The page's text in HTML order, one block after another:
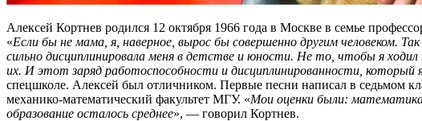
Алексей Кортнев родился 12 октября 1966 года в Москве в семье
«Если бы не мама, я, наверное, вырос бы совершенно другим человеком.
сильно дисциплинировала меня в детстве и юности. Не то, чтобы я
их. И этот заряд работоспособности и дисциплинированности,
спецшколе. Алексей был отличником. Первые песни написал в седьмом
механико-математический факультет МГУ. «Мои оценки были:
образование осталось среднее», — говорил Кортнев.